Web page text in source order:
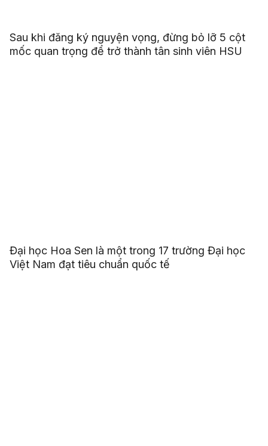
Sau khi đăng ký nguyện vọng, đừng bỏ lỡ 5 cột
mốc quan trọng để trở thành tân sinh viên HSU
Đại học Hoa Sen là một trong 17 trường Đại học
Việt Nam đạt tiêu chuẩn quốc tế